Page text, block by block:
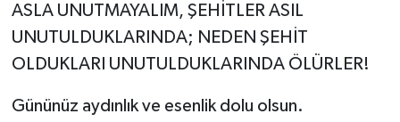
ASLA UNUTMAYALIM, ŞEHİTLER ASIL
UNUTULDUKLARINDA; NEDEN ŞEHİT
OLDUKLARI UNUTULDUKLARINDA ÖLÜRLER!
Gününüz aydınlık ve esenlik dolu olsun.